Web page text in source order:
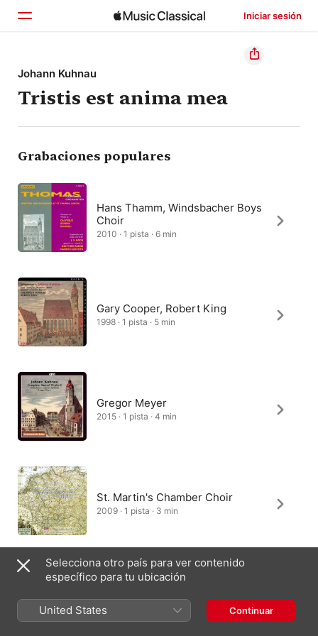
Iniciar sesión
Inicio
Explorar
Buscar
Johann Kuhnau
Tristis est anima mea
Grabaciones populares
Hans Thamm, Windsbacher Boys
Choir
2010 · 1 pista · 6 min
Gary Cooper, Robert King
1998 · 1 pista · 5 min
Gregor Meyer
2015 · 1 pista · 4 min
St. Martin's Chamber Choir
2009 · 1 pista · 3 min
Dresdner Kreuzchor, Roderich
Kreile
2011 · 1 pista · 3 min
Selecciona otro país para ver contenido
específico para tu ubicación
United States Continuar